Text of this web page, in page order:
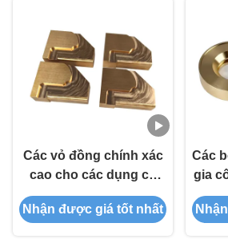
Các vỏ đồng chính xác
cao cho các dụng cụ
quang học - Các thành
phần chống mài CNC
Nhận được giá tốt nhất
Các
gia
với
cao